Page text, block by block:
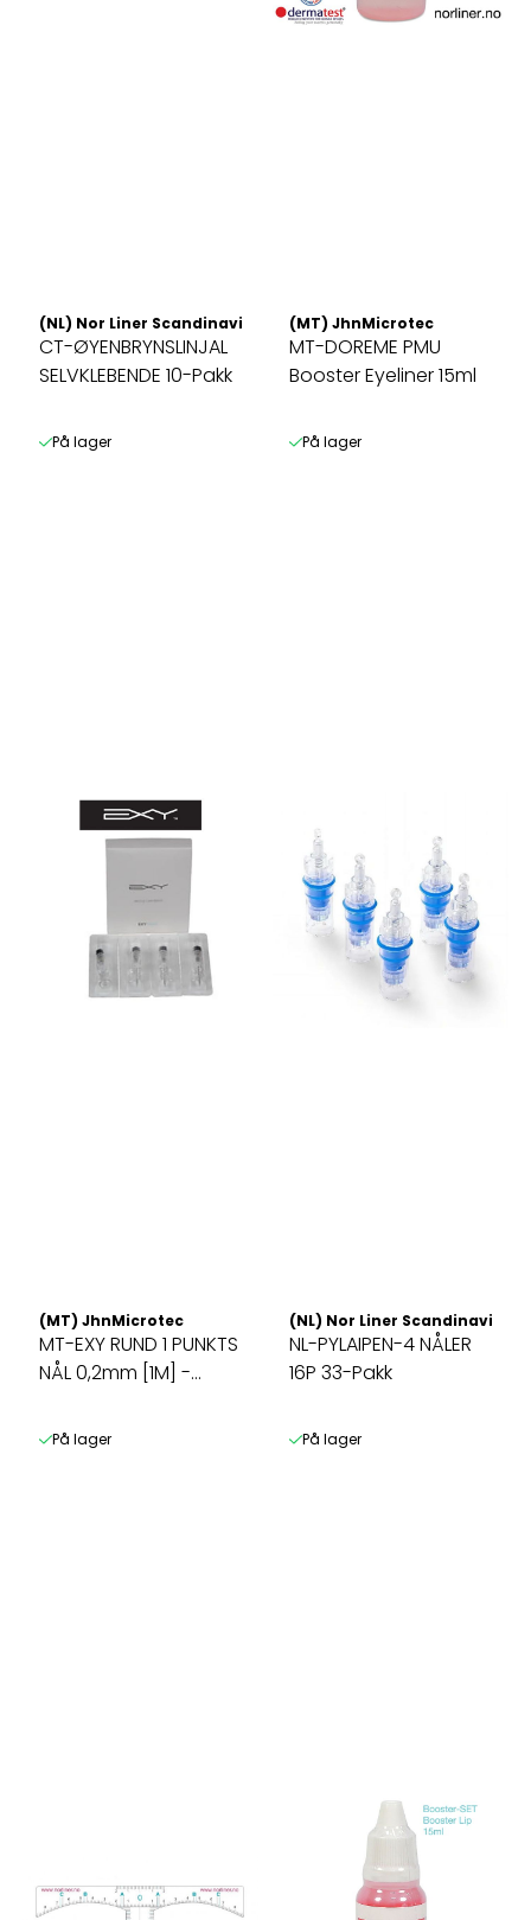
(NL) Nor Liner Scandinavia AS
CT-ØYENBRYNSLINJAL
SELVKLEBENDE 10-Pakk
På lager
(MT) JhnMicrotec
MT-DOREME PMU
Booster Eyeliner 15ml
På lager
(MT) JhnMicrotec
MT-EXY RUND 1 PUNKTS
NÅL 0,2mm [1M] -
På lager
(NL) Nor Liner Scandinavia AS
NL-PYLAIPEN-4 NÅLER
16P 33-Pakk
På lager